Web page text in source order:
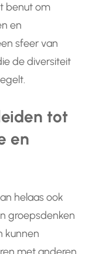
benut om
en
sfeer van
de diversiteit
tot
en
helaas ook
groepsdenken
kunnen